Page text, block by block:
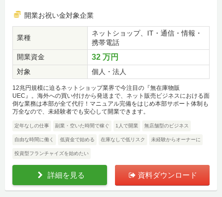
開業お祝い金対象企業
業種
ネットショップ、IT・通信・情報・
携帯電話
開業資金
32 万円
対象 個人・法人
12兆円規模に迫るネットショップ業界で今注目の『無在庫物販
UEC』。海外への買い付けから発送まで、ネット販売ビジネスにおける面
倒な業務は本部が全て代行！マニュアル完備をはじめ本部サポート体制も
万全なので、未経験者でも安心して開業できます。
定年なしの仕事 副業・空いた時間で稼ぐ 1人で開業 無店舗型のビジネス
自由な時間に働く 低資金で始める 在庫なしで低リスク 未経験からオーナーに
投資型フランチャイズを始めたい
詳細を見る 資料ダウンロード